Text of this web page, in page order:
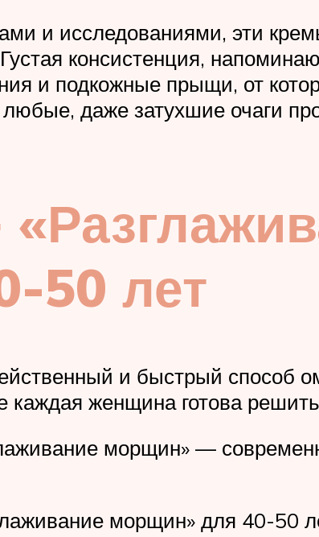
и исследованиями, эти
консистенция,
и подкожные прыщи, от
любые, даже затухшие очаги
50 лет
и быстрый способ
женщина готова
морщин» —
морщин» для 40-50